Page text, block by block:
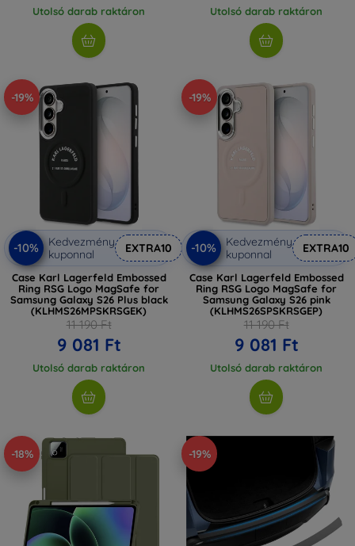
Utolsó darab raktáron Utolsó darab raktáron
-19%
-10%
Kedvezmény
kuponnal
EXTRA10
Case Karl Lagerfeld Embossed
Ring RSG Logo MagSafe for
Samsung Galaxy S26 Plus black
(KLHMS26MPSKRSGEK)
11 190 Ft
9 081 Ft
Utolsó darab raktáron
-19%
-10%
Kedvezmény
kuponnal
EXTRA10
Case Karl Lagerfeld Embossed
Ring RSG Logo MagSafe for
Samsung Galaxy S26 pink
(KLHMS26SPSKRSGEP)
11 190 Ft
9 081 Ft
Utolsó darab raktáron
-18% -19%